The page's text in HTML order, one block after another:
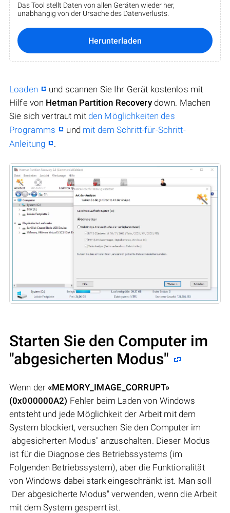
Das Tool stellt Daten von allen Geräten wieder her,
unabhängig von der Ursache des Datenverlusts.
Herunterladen
Loaden
und scannen Sie Ihr Gerät kostenlos mit
Hilfe von Hetman Partition Recoverydown. Machen
Sie sich vertraut mit den Möglichkeiten des
Programms
und mit dem Schritt-für-Schritt-
Anleitung
.
Starten Sie den Computer im
"abgesicherten Modus"
Wenn der«MEMORY_IMAGE_CORRUPT»
(0x000000A2) Fehler beim Laden von Windows
entsteht und jede Möglichkeit der Arbeit mit dem
System blockiert, versuchen Sie den Computer im
"abgesicherten Modus" anzuschalten. Dieser Modus
ist für die Diagnose des Betriebssystems (im
Folgenden Betriebssystem), aber die Funktionalität
von Windows dabei stark eingeschränkt ist. Man soll
"Der abgesicherte Modus" verwenden, wenn die Arbeit
mit dem System gesperrt ist.